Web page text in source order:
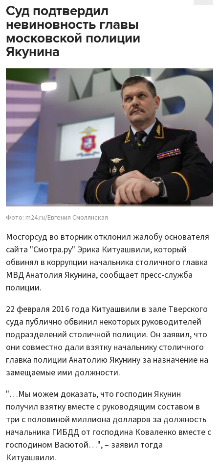
Суд подтвердил
невиновность главы
московской полиции
Якунина
Фото: m24.ru/Евгения Смолянская
Мосгорсуд во вторник отклонил жалобу основателя
сайта "Смотра.ру" Эрика Китуашвили, который
обвинял в коррупции начальника столичного главка
МВД Анатолия Якунина, сообщает пресс-служба
полиции.
22 февраля 2016 года Китуашвили в зале Тверского
суда публично обвинил некоторых руководителей
подразделений столичной полиции. Он заявил, что
они совместно дали взятку начальнику столичного
главка полиции Анатолию Якунину за назначение на
замещаемые ими должности.
"…Мы можем доказать, что господин Якунин
получил взятку вместе с руководящим составом в
три с половиной миллиона долларов за должность
начальника ГИБДД от господина Коваленко вместе с
господином Васютой…", – заявил тогда
Китуашвили.